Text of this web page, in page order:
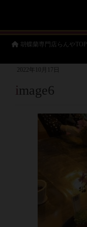
胡蝶蘭専門店らんやTOP
2022年10月17日
image6